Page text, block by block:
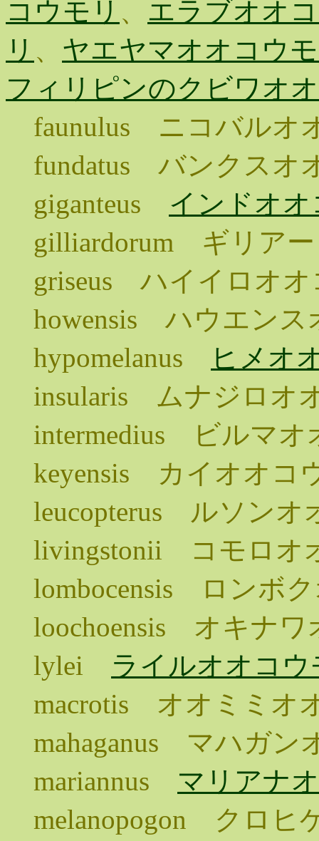
コウモリ 、 エラブオオ
リ 、 ヤエヤマオオコウ
フィリピンのクビワオ
faunulus ニコバルオ
fundatus バンクスオ
giganteus インドオ
gilliardorum ギリアー
griseus ハイイロオオ
howensis ハウエンス
hypomelanus
ヒメオ
insularis ムナジロオ
intermedius ビルマオ
keyensis カイオオコ
leucopterus ルソンオ
livingstonii コモロオ
lombocensis ロンボ
loochoensis オキナワ
lylei ライルオオコウ
macrotis オオミミオ
mahaganus マハガン
mariannus マリアナ
melanopogon クロヒ